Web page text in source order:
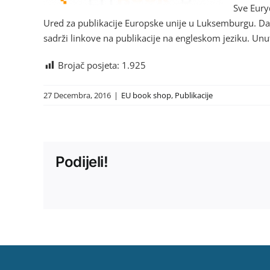
Sve
Ured za publikacije Europske unije u Luksemburgu.
sadrži linkove na publikacije na engleskom jeziku.
Brojač posjeta: 1.925
27 Decembra, 2016 | EU book shop, Publikacije
Podijeli!